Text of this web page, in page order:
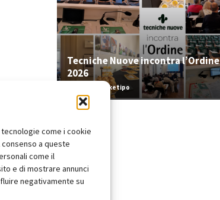
come i cookie
a queste
come il
e di mostrare annunci
negativamente su
sui
Tecniche Nuove incontra l’Ordine
2026
Redazione Arketipo